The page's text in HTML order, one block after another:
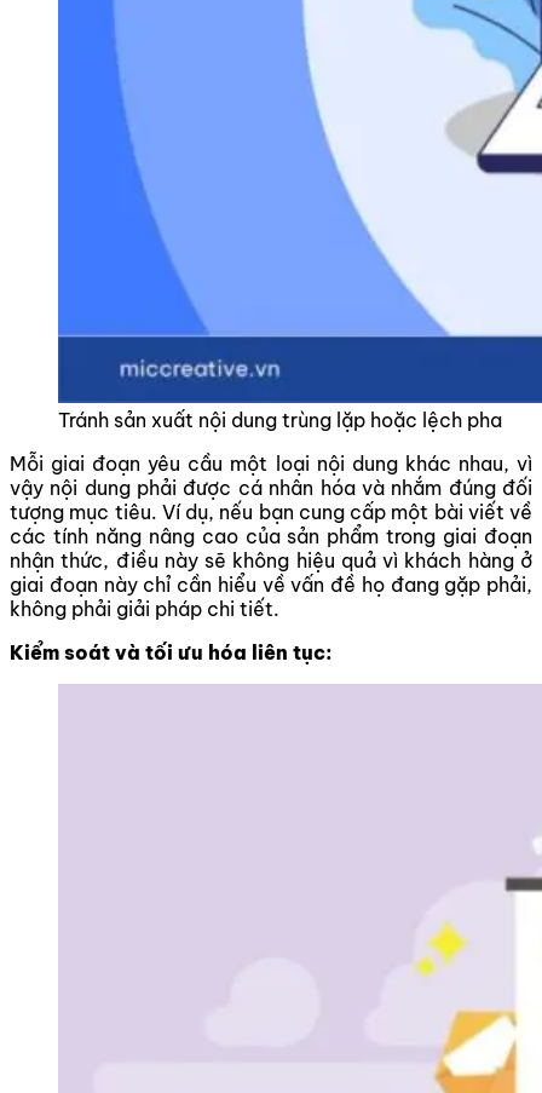
Tránh sản xuất nội dung trùng lặp hoặc lệch pha
Mỗi giai đoạn yêu cầu một loại nội dung khác nhau, vì
vậy nội dung phải được cá nhân hóa và nhắm đúng đối
tượng mục tiêu. Ví dụ, nếu bạn cung cấp một bài viết về
các tính năng nâng cao của sản phẩm trong giai đoạn
nhận thức, điều này sẽ không hiệu quả vì khách hàng ở
giai đoạn này chỉ cần hiểu về vấn đề họ đang gặp phải,
không phải giải pháp chi tiết.
Kiểm soát và tối ưu hóa liên tục: